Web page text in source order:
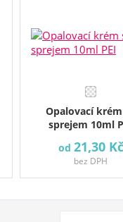
Opalovací
sprejem 10ml
od 21,30 Kč
bez DPH